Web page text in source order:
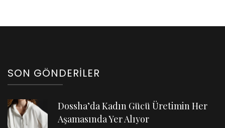
SON GÖNDERILER
Dossha’da Kadın Gücü Üretimin Her
Aşamasında Yer Alıyor